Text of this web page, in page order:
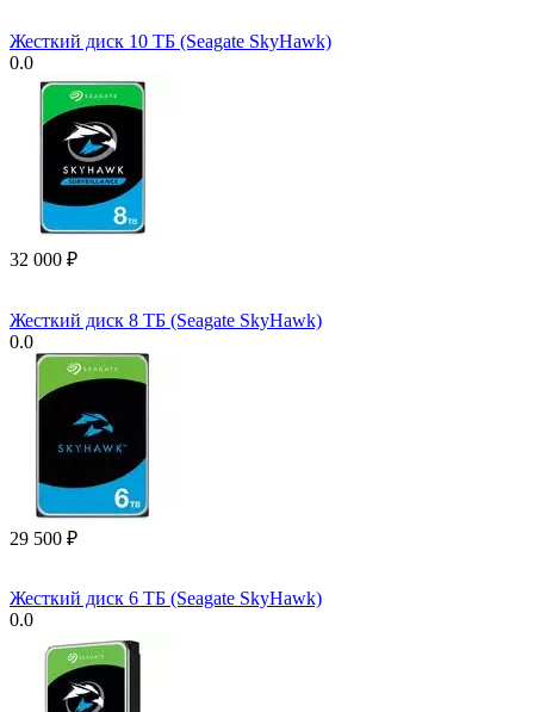
Жесткий диск 10 ТБ (Seagate SkyHawk)
0.0
32 000 ₽
Жесткий диск 8 ТБ (Seagate SkyHawk)
0.0
29 500 ₽
Жесткий диск 6 ТБ (Seagate SkyHawk)
0.0